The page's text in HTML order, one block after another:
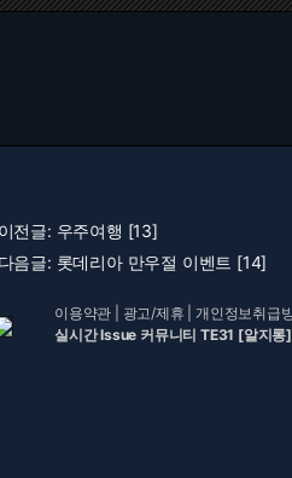
전글: 우주여행 [13]
음글: 롯데리아 만우절 이벤트 [14]
이용약관 광고/제휴 |개인정보취급
실시간 Issue 커뮤니티 TE31 [알지